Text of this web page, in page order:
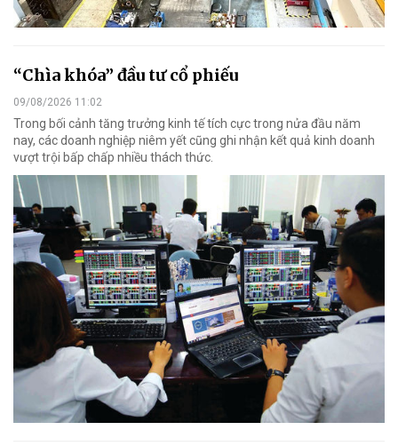
“Chìa khóa” đầu tư cổ phiếu
09/08/2026 11:02
Trong bối cảnh tăng trưởng kinh tế tích cực trong nửa đầu năm
nay, các doanh nghiệp niêm yết cũng ghi nhận kết quả kinh doanh
vượt trội bấp chấp nhiều thách thức.